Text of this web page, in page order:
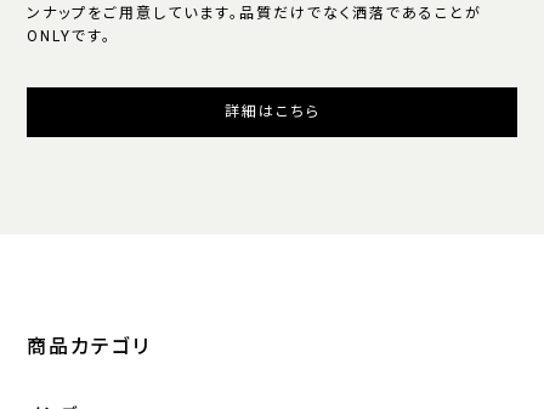
ンナップをご用意しています。品質だけでなく洒落であることが
ONLYです。
詳細はこちら
商品カテゴリ